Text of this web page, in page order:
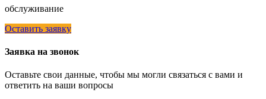
обслуживание
Оставить заявку
Заявка на звонок
Оставьте свои данные, чтобы мы могли связаться с вами и
ответить на ваши вопросы